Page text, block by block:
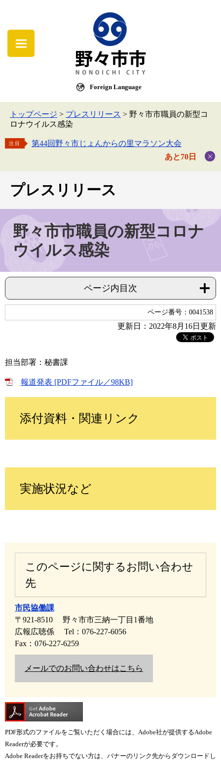
Foreign Language
トップページ > プレスリリース > 野々市市職員の新型コ
ロナウイルス感染
注目
第44回野々市じょんからの里マラソン大会
あと70日
プレスリリース
野々市市職員の新型コロナ
ウイルス感染
ページ内目次
ページ番号：0041538
更新日：2022年8月16日更新
担当部署：秘書課
報道発表 [PDFファイル／98KB]
添付資料・関連リンク
実施状況など
このページに関するお問い合わせ
先
市民協働課
〒921-8510
野々市市三納一丁目1番地
広報広聴係
Tel：076-227-6056
Fax：076-227-6259
メールでのお問い合わせはこちら
PDF形式のファイルをご覧いただく場合には、Adobe社が提供するAdobe
Readerが必要です。
Adobe Readerをお持ちでない方は、バナーのリンク先からダウンロードし